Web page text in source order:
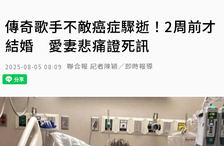
傳奇歌手不敵癌症驟逝！2周前才
結婚 愛妻悲痛證死訊
2025-08-05 08:09 聯合報 記者陳穎／即時報導